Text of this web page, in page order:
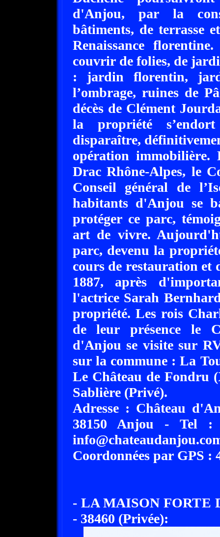
d'Anjou, par la
bâtiments, de terrasse
Renaissance
couvrir de folies, de
: jardin florentin,
l’ombrage, ruines de
décès de Clément
la propriété
disparaître,
opération
Drac Rhône-Alpes, le
Conseil général de
habitants d'Anjou se
protéger ce parc,
art de vivre.
parc, devenu la
cours de restauration et
1887, après
l'actrice Sarah
propriété. Les rois
de leur présence le
d'Anjou se visite sur
sur la commune : La
Le Château de Fondru
Sablière (Privé).
Adresse : Château
38150 Anjou - Tel
Coordonnées par GPS :
- LA MAISON FORTE
- 38460 (Privée):